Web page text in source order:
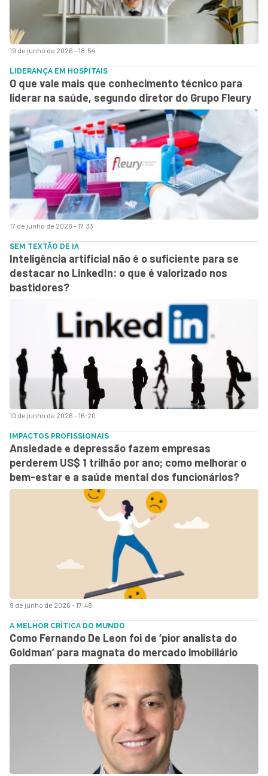
19 de junho de 2026 - 18:54
17 de junho de 2026 - 17:33
LIDERANÇA EM HOSPITAIS
O que vale mais que conhecimento técnico para
liderar na saúde, segundo diretor do Grupo Fleury
10 de junho de 2026 - 16:20
SEM TEXTÃO DE IA
Inteligência artificial não é o suficiente para se
destacar no LinkedIn: o que é valorizado nos
bastidores?
9 de junho de 2026 - 17:48
IMPACTOS PROFISSIONAIS
Ansiedade e depressão fazem empresas
perderem US$ 1 trilhão por ano; como melhorar o
bem-estar e a saúde mental dos funcionários?
A MELHOR CRÍTICA DO MUNDO
Como Fernando De Leon foi de ‘pior analista do
Goldman’ para magnata do mercado imobiliário